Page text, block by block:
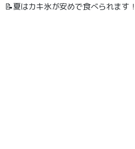
📝夏はカキ氷が安めで食べられます！